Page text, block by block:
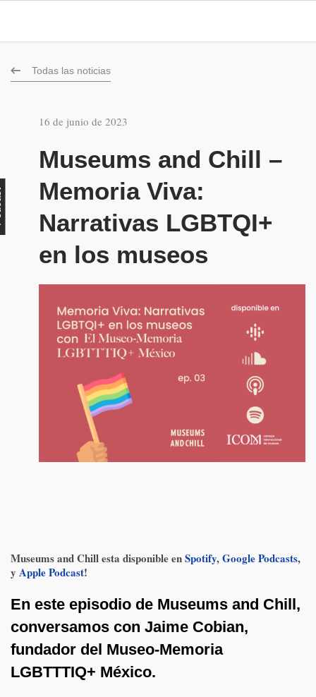
Todas las noticias
16 de junio de 2023
Museums and Chill –
Memoria Viva:
Narrativas LGBTQI+
en los museos
Museums and Chill esta disponible enSpotify,Google Podcasts,
y Apple Podcast!
En este episodio de Museums and Chill,
conversamos con Jaime Cobian,
fundador del Museo-Memoria
LGBTTTIQ+ México.